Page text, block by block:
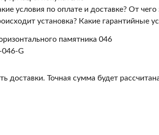
условия по оплате и доставке?От чего
установка? Какие гарантийные
памятника 046
046-G
доставки. Точная сумма будет